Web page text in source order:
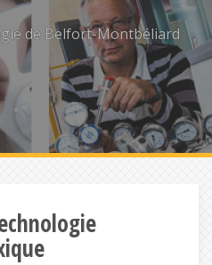
de Belfort-Montbéliard